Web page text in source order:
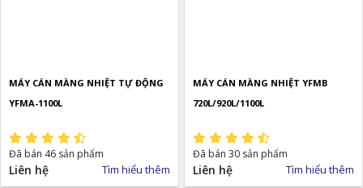
MÁY CÁN MÀNG NHIỆT TỰ ĐỘNG
YFMA-1100L
Đã bán 46 sản phẩm
Liên hệ Tìm hiểu thêm
MÁY CÁN MÀNG NHIỆT YFMB
720L/920L/1100L
Đã bán 30 sản phẩm
Liên hệ Tìm hiểu thêm